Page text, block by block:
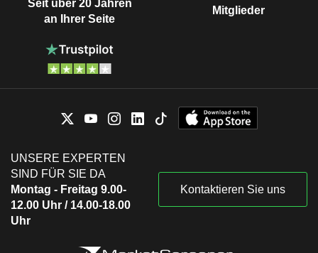
Seit über 20 Jahren
an Ihrer Seite
Mitglieder
UNSERE EXPERTEN
SIND FÜR SIE DA
Montag - Freitag 9.00-
12.00 Uhr / 14.00-18.00
Uhr
Kontaktieren Sie uns